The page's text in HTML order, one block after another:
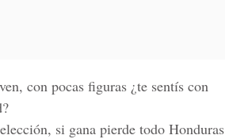
con pocas figuras ¿te sentís con
si gana pierde todo Honduras